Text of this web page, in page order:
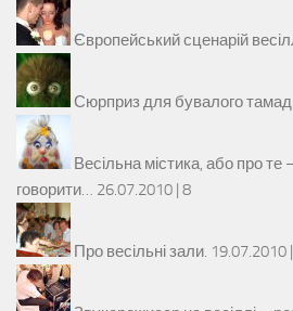
Європейський сценарій
Сюрприз для бувалого
Весільна містика, або про
говорити… 26.07.2010 | 8
Про весільні зали. 19.07.2010 |